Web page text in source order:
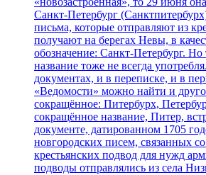
Санкт-Петербург
письма, которые отправляют из
получают на берегах Невы, в
обозначение: Санкт-Петербург. Но
название тоже не всегда
документах, и в переписке, и в
«Ведомости» можно найти и
сокращённое: Питербурх,
сокращённое название, Питер,
документе, датированном 1705
новгородских писем, связанных
крестьянских подвод для нужд
подводы отправлялись из села